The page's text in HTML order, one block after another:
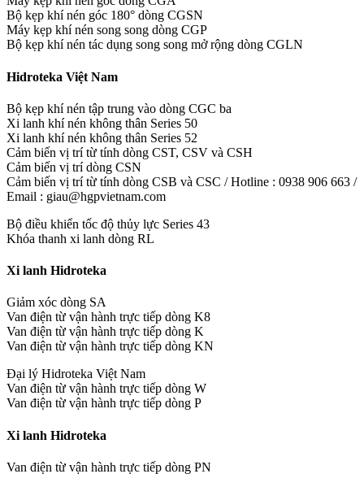
Bộ kẹp khí nén góc 180° dòng CGSN
Máy kẹp khí nén song song dòng CGP
Bộ kẹp khí nén tác dụng song song mở rộng dòng CGLN
Hidroteka Việt Nam
Bộ kẹp khí nén tập trung vào dòng CGC ba
Xi lanh khí nén không thân Series 50
Xi lanh khí nén không thân Series 52
Cảm biến vị trí từ tính dòng CST, CSV và CSH
Cảm biến vị trí dòng CSN
Cảm biến vị trí từ tính dòng CSB và CSC / Hotline : 0938 906 663 /
Email : giau@hgpvietnam.com
Bộ điều khiển tốc độ thủy lực Series 43
Khóa thanh xi lanh dòng RL
Xi lanh Hidroteka
Giảm xóc dòng SA
Van điện từ vận hành trực tiếp dòng K8
Van điện từ vận hành trực tiếp dòng K
Van điện từ vận hành trực tiếp dòng KN
Đại lý Hidroteka Việt Nam
Van điện từ vận hành trực tiếp dòng W
Van điện từ vận hành trực tiếp dòng P
Xi lanh Hidroteka
Van điện từ vận hành trực tiếp dòng PN